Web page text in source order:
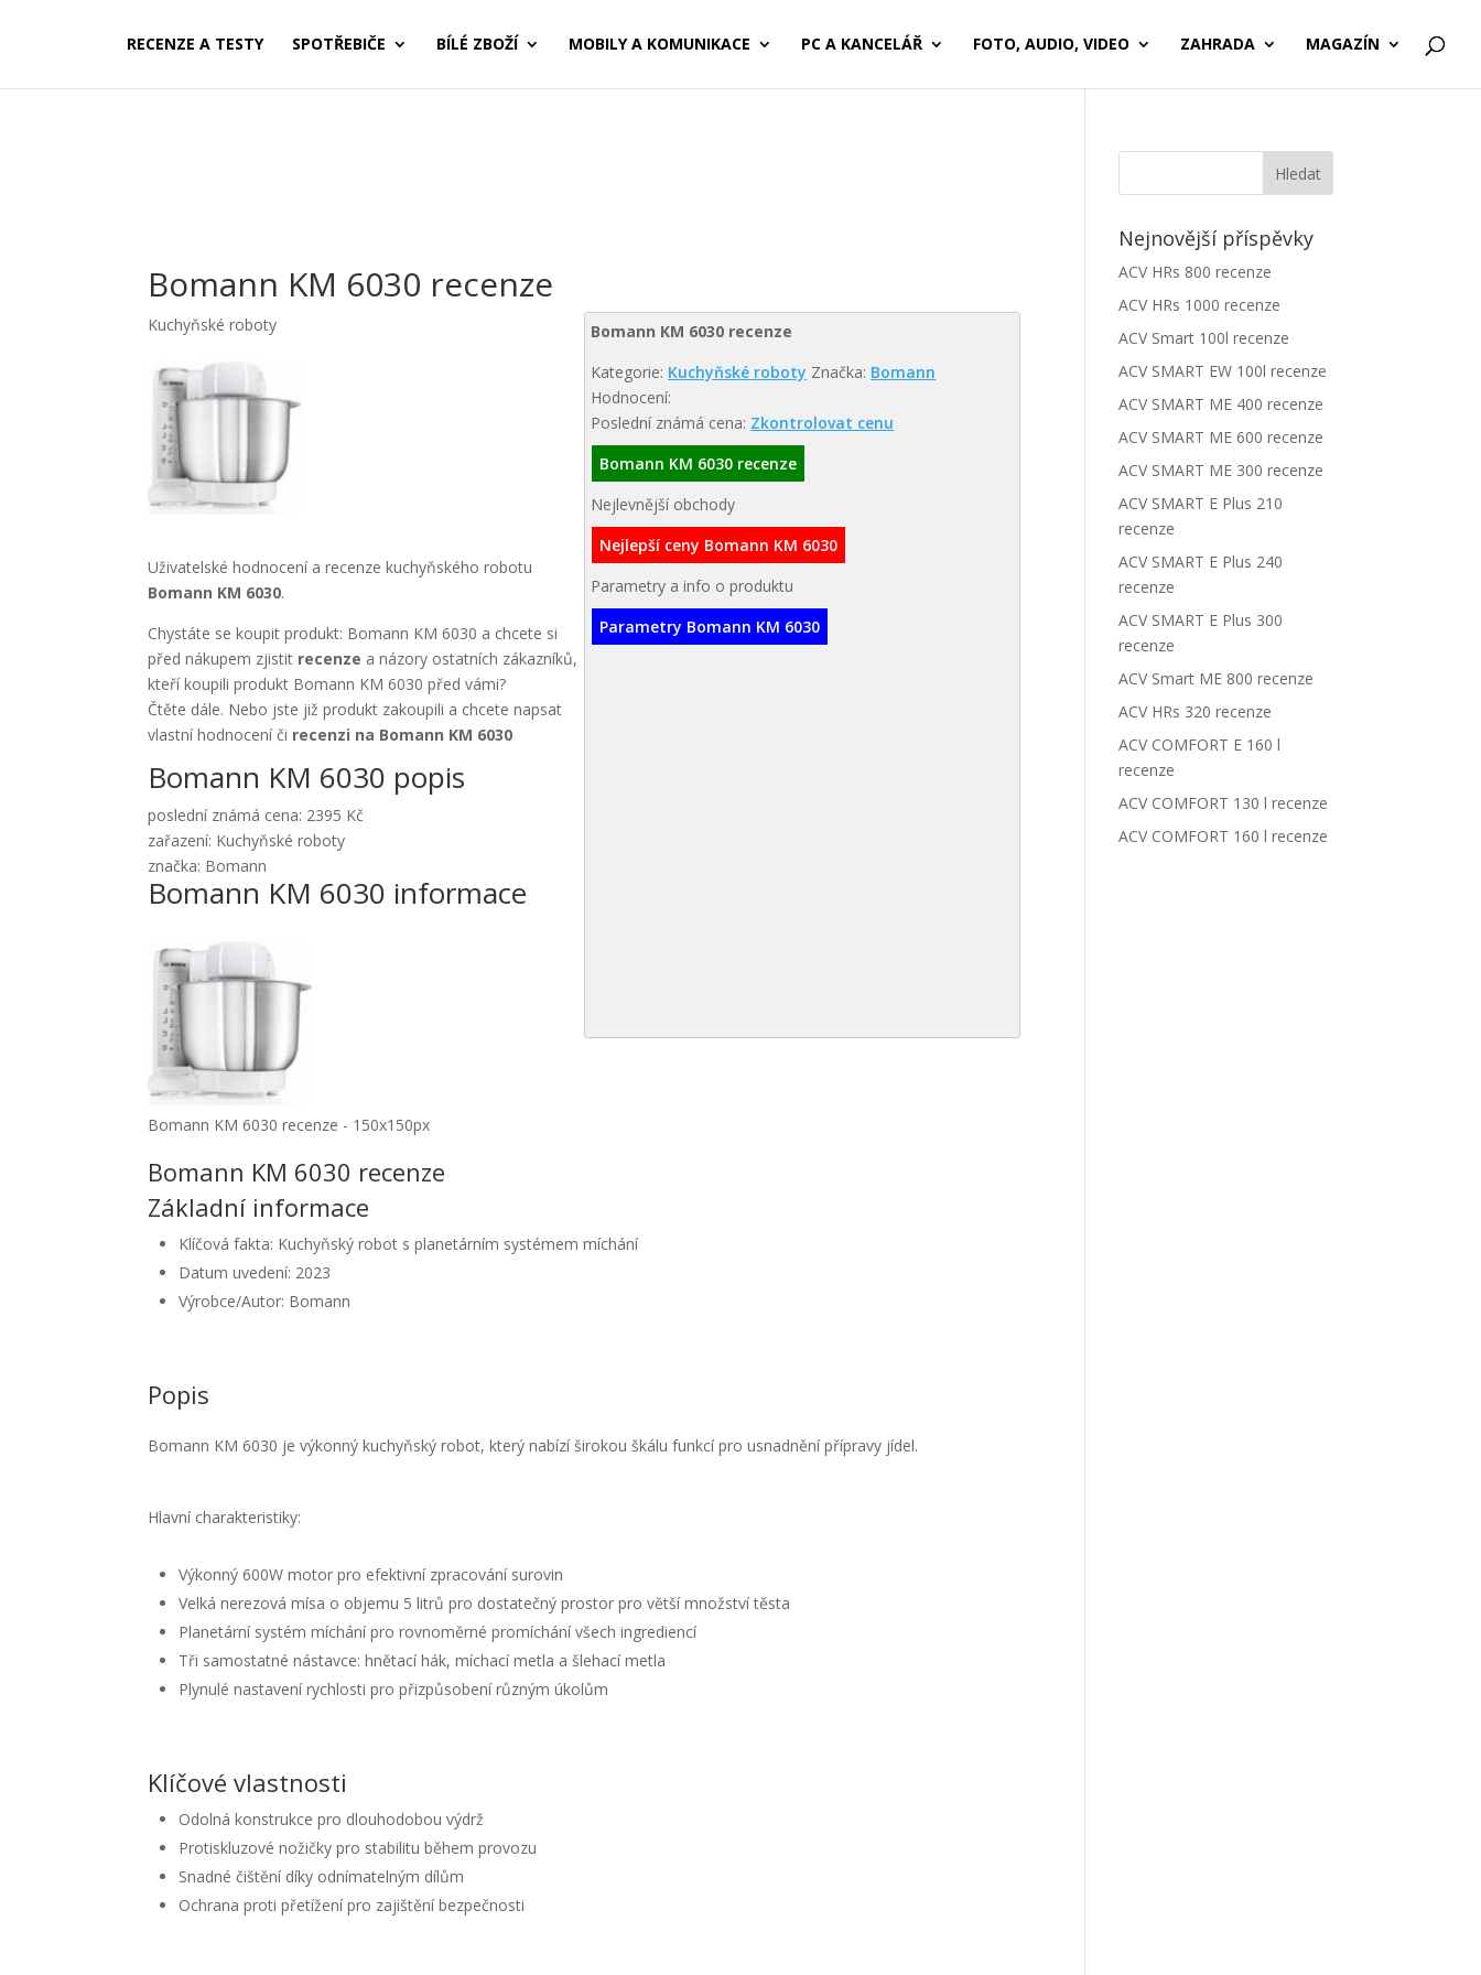
RECENZE A TESTY SPOTŘEBIČE BÍLÉ ZBOŽÍ MOBILY A KOMUNIKACE PC A KANCELÁŘ FOTO, AUDIO, VIDEO ZAHRADA MAGAZÍN
Bomann KM 6030 recenze
Bomann KM 6030 recenze
Kategorie: Kuchyňské roboty Značka: Bomann
Hodnocení:
Poslední známá cena: Zkontrolovat cenu
Bomann KM 6030 recenze
Nejlevnější obchody
Nejlepší ceny Bomann KM 6030
Parametry a info o produktu
Parametry Bomann KM 6030
Kuchyňské roboty
Uživatelské hodnocení a recenze kuchyňského robotu
Bomann KM 6030.
Chystáte se koupit produkt: Bomann KM 6030 a chcete si
před nákupem zjistit recenze a názory ostatních zákazníků,
kteří koupili produkt Bomann KM 6030 před vámi?
Čtěte dále. Nebo jste již produkt zakoupili a chcete napsat
vlastní hodnocení či recenzi na Bomann KM 6030
Bomann KM 6030 popis
poslední známá cena: 2395 Kč
zařazení: Kuchyňské roboty
značka: Bomann
Bomann KM 6030 informace
Bomann KM 6030 recenze - 150x150px
Bomann KM 6030 recenze
Základní informace
Klíčová fakta: Kuchyňský robot s planetárním systémem míchání
Datum uvedení: 2023
Výrobce/Autor: Bomann
Popis
Bomann KM 6030 je výkonný kuchyňský robot, který nabízí širokou škálu funkcí pro usnadnění přípravy jídel.
Hlavní charakteristiky:
Výkonný 600W motor pro efektivní zpracování surovin
Velká nerezová mísa o objemu 5 litrů pro dostatečný prostor pro větší množství těsta
Planetární systém míchání pro rovnoměrné promíchání všech ingrediencí
Tři samostatné nástavce: hnětací hák, míchací metla a šlehací metla
Plynulé nastavení rychlosti pro přizpůsobení různým úkolům
Klíčové vlastnosti
Odolná konstrukce pro dlouhodobou výdrž
Protiskluzové nožičky pro stabilitu během provozu
Snadné čištění díky odnímatelným dílům
Ochrana proti přetížení pro zajištění bezpečnosti
Nejnovější příspěvky
ACV HRs 800 recenze
ACV HRs 1000 recenze
ACV Smart 100l recenze
ACV SMART EW 100l recenze
ACV SMART ME 400 recenze
ACV SMART ME 600 recenze
ACV SMART ME 300 recenze
ACV SMART E Plus 210
recenze
ACV SMART E Plus 240
recenze
ACV SMART E Plus 300
recenze
ACV Smart ME 800 recenze
ACV HRs 320 recenze
ACV COMFORT E 160 l
recenze
ACV COMFORT 130 l recenze
ACV COMFORT 160 l recenze